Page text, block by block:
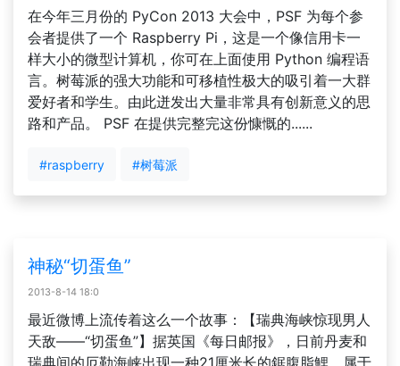
在今年三月份的 PyCon 2013 大会中，PSF 为每个参
会者提供了一个 Raspberry Pi，这是一个像信用卡一
样大小的微型计算机，你可在上面使用 Python 编程语
言。树莓派的强大功能和可移植性极大的吸引着一大群
爱好者和学生。由此迸发出大量非常具有创新意义的思
路和产品。 PSF 在提供完整完这份慷慨的......
#raspberry #树莓派
神秘“切蛋鱼”
2013-8-14 18:0
最近微博上流传着这么一个故事：【瑞典海峡惊现男人
天敌——“切蛋鱼”】据英国《每日邮报》，日前丹麦和
瑞典间的厄勒海峡出现一种21厘米长的鋸腹脂鯉，属于